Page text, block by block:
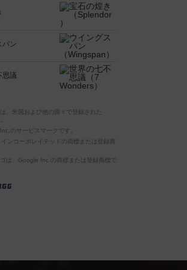
パン
思議
、米国および他の国々で登録された
のサービスマークです。
ンコーポレイテッドの商標または登録商
は、Google Inc.の商標または登録商標で